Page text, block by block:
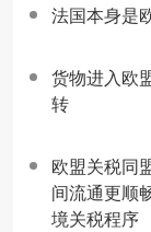
法国本身是
货物进入欧
转
欧盟关税同
间流通更顺
境关税程序